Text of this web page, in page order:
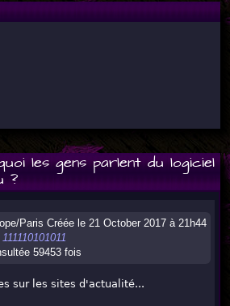
les gens parlent du logiciel
?
Paris Créée le 21 October 2017 à 21h44
111110101011
59453 fois
sur les sites d'actualité...